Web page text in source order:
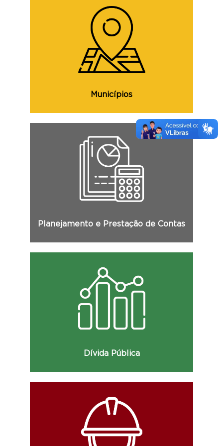
Municípios
Consulte os valores destinados aos
Municípios, suas situações cadastrais e
demais informações.
Planejamento e Prestação de Contas
Consulte o PPA, a LDO, a LOA, o Balanço
Geral do Estado, o RGF, o RREO, o RS
Contábil e demais informações.
Dívida Pública
Consulte dados da dívida pública do
Estado e demais informações.
Consulte informações sobre obras como
data de início, etapas, percentual